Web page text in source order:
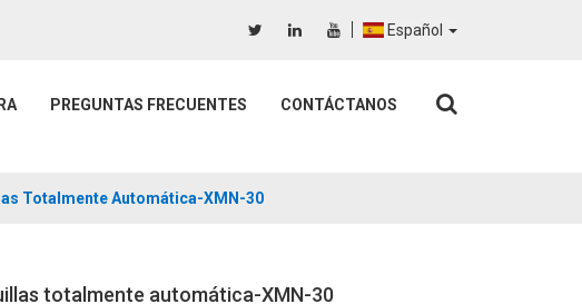
Español
PREGUNTAS FRECUENTES CONTÁCTANOS
Totalmente Automática-XMN-30
totalmente automática-XMN-30